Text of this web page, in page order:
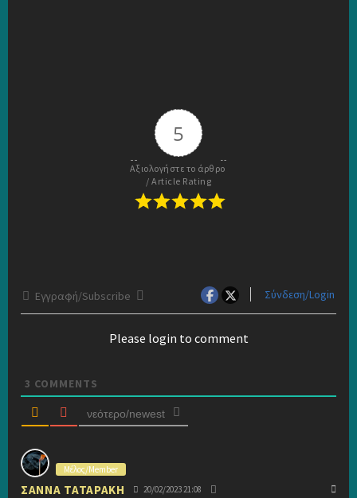
5
Αξιολογήστε το άρθρο
/ Article Rating
Εγγραφή/Subscribe Σύνδεση/Login
Please login to comment
3 COMMENTS
νεότερο/newest
Μέλος/Member
ΣΑΝΝΑ ΤΑΤΑΡΑΚΗ 20/02/2023 21:08